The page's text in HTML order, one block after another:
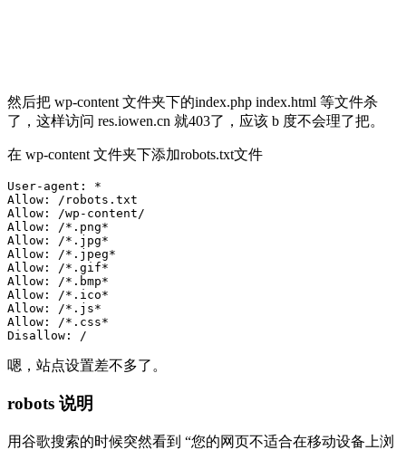
然后把 wp-content 文件夹下的index.php index.html 等文件杀
了，这样访问 res.iowen.cn 就403了，应该 b 度不会理了把。
在 wp-content 文件夹下添加robots.txt文件
User-agent: *
Allow: /robots.txt
Allow: /wp-content/
Allow: /*.png*
Allow: /*.jpg*
Allow: /*.jpeg*
Allow: /*.gif*
Allow: /*.bmp*
Allow: /*.ico*
Allow: /*.js*
Allow: /*.css*
Disallow: /
嗯，站点设置差不多了。
robots 说明
用谷歌搜索的时候突然看到 “您的网页不适合在移动设备上浏